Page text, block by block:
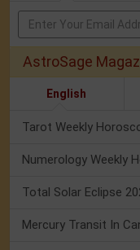
AstroSage
English
Tarot Weekly
Total Solar Eclipse